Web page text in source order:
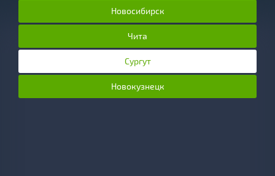
Новосибирск
Чита
Сургут
Новокузнецк